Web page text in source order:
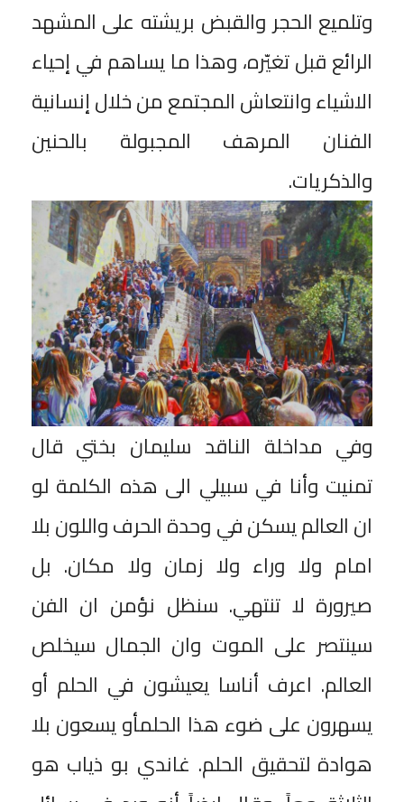
وتلميع الحجر والقبض بريشته على المشهد
الرائع قبل تغيّره، وهذا ما يساهم في إحياء
الاشياء وانتعاش المجتمع من خلال إنسانية
الفنان المرهف المجبولة بالحنين
والذكريات.
وفي مداخلة الناقد سليمان بختي قال
تمنيت وأنا في سبيلي الى هذه الكلمة لو
ان العالم يسكن في وحدة الحرف واللون بلا
امام ولا وراء ولا زمان ولا مكان. بل
صيرورة لا تنتهي. سنظل نؤمن ان الفن
سينتصر على الموت وان الجمال سيخلص
العالم. اعرف أناسا يعيشون في الحلم أو
يسهرون على ضوء هذا الحلمأو يسعون بلا
هوادة لتحقيق الحلم. غاندي بو ذياب هو